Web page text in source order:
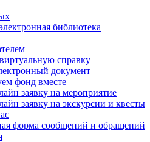
библиотека
справку
документ
фонд вместе
заявку на мероприятие
заявку на экскурсии и квесты
форма сообщений и обращений